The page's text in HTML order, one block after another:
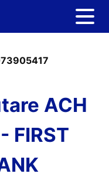
ACH
FIRST